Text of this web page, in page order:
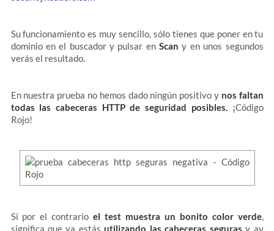
Su funcionamiento es muy sencillo, sólo tienes que poner en tu
dominio en el buscador y pulsar enScan y en unos segundos
verás el resultado.
En nuestra prueba no hemos dado ningún positivo y nos faltan
todas las cabeceras HTTP de seguridad posibles.¡Código
Rojo!
Si por el contrarioel test muestra un bonito color verde,
significa que ya estásutilizando las cabeceras seguras y ay